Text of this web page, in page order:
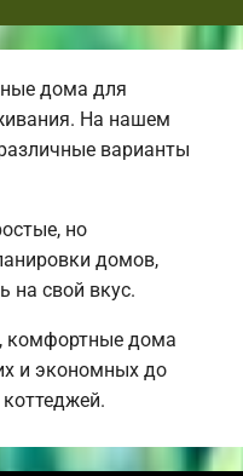
дома для
На нашем
варианты
но
домов,
на свой вкус.
комфортные дома
и экономных до